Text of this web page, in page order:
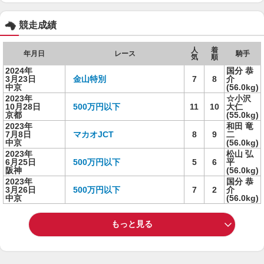
競走成績
年月日 レース
人
気
着
順
騎手
2024年
3月23日
中京
金山特別 7 8
国分 恭
介
(56.0kg)
2023年
10月28日
京都
500万円以下 11 10
☆小沢
大仁
(55.0kg)
2023年
7月8日
中京
マカオJCT 8 9
和田 竜
二
(56.0kg)
2023年
6月25日
阪神
500万円以下 5 6
松山 弘
平
(56.0kg)
2023年
3月26日
中京
500万円以下 7 2
国分 恭
介
(56.0kg)
もっと見る